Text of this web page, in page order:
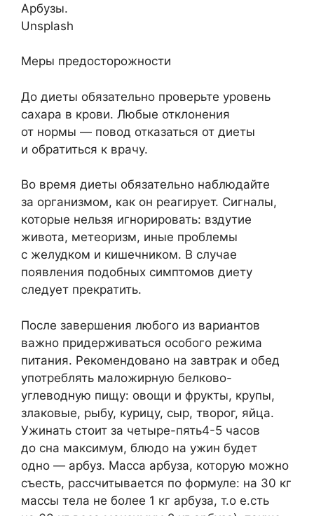
Арбузы.
Unsplash
Меры предосторожности
До диеты обязательно проверьте уровень
сахара в крови. Любые отклонения
от нормы — повод отказаться от диеты
и обратиться к врачу.
Во время диеты обязательно наблюдайте
за организмом, как он реагирует. Сигналы,
которые нельзя игнорировать: вздутие
живота, метеоризм, иные проблемы
с желудком и кишечником. В случае
появления подобных симптомов диету
следует прекратить.
После завершения любого из вариантов
важно придерживаться особого режима
питания. Рекомендовано на завтрак и обед
употреблять маложирную белково-
углеводную пищу: овощи и фрукты, крупы,
злаковые, рыбу, курицу, сыр, творог, яйца.
Ужинать стоит за четыре-пять4-5 часов
до сна максимум, блюдо на ужин будет
одно — арбуз. Масса арбуза, которую можно
съесть, рассчитывается по формуле: на 30 кг
массы тела не более 1 кг арбуза, т.о е.сть